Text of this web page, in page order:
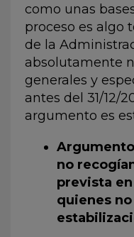
como unas
proceso es algo
de la
absolutamente
generales y
antes del 31/12/
argumento es
no
prevista en
quienes